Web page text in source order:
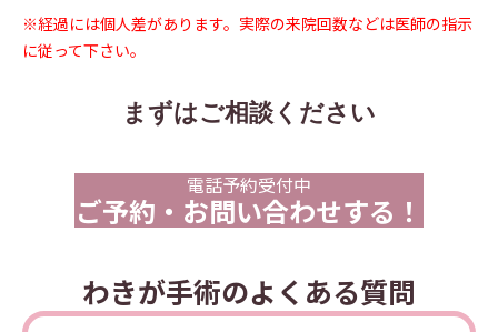
※経過には個人差があります。実際の来院回数などは医師の指示
に従って下さい。
まずはご相談ください
電話予約受付中
ご予約・お問い合わせする！
わきが手術のよくある質問